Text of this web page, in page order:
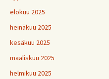
elokuu 2025
heinäkuu 2025
kesäkuu 2025
maaliskuu 2025
helmikuu 2025